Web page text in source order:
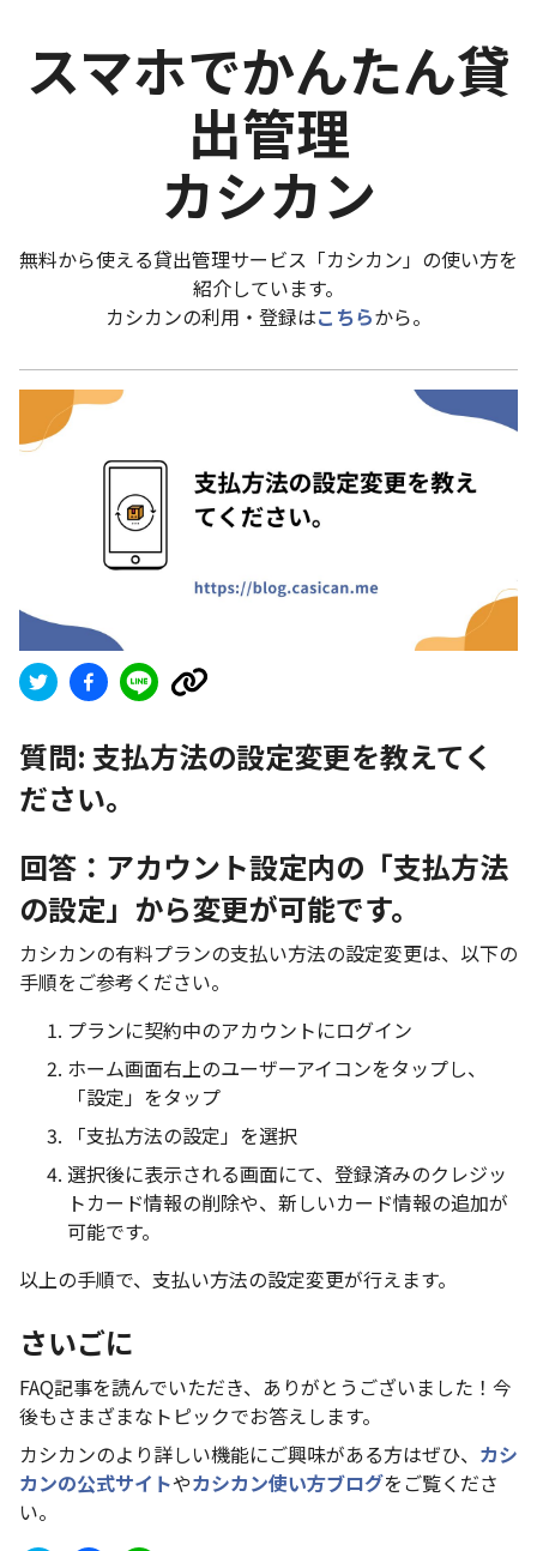
スマホでかんたん貸
出管理
カシカン
無料から使える貸出管理サービス「カシカン」の使い方を
紹介しています。
カシカンの利用・登録はこちらから。
質問: 支払方法の設定変更を教えてく
ださい。
回答：アカウント設定内の「支払方法
の設定」から変更が可能です。
カシカンの有料プランの支払い方法の設定変更は、以下の
手順をご参考ください。
プランに契約中のアカウントにログイン
ホーム画面右上のユーザーアイコンをタップし、
「設定」をタップ
「支払方法の設定」を選択
選択後に表示される画面にて、登録済みのクレジッ
トカード情報の削除や、新しいカード情報の追加が
可能です。
以上の手順で、支払い方法の設定変更が行えます。
さいごに
FAQ記事を読んでいただき、ありがとうございました！今
後もさまざまなトピックでお答えします。
カシカンのより詳しい機能にご興味がある方はぜひ、 カシ
カンの公式サイトやカシカン使い方ブログをご覧くださ
い。